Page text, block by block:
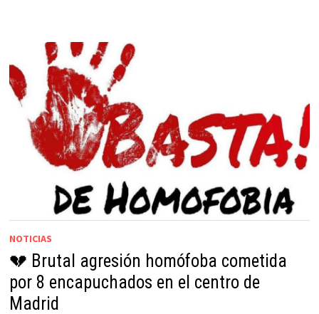
NOTICIAS
💔 Brutal agresión homófoba cometida
por 8 encapuchados en el centro de
Madrid